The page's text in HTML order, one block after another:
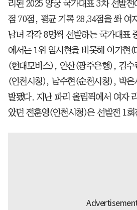
리된 2025 양궁 국가대표 3차 선발
점 70점, 평균 기록 28.34점을 쏴 여
남녀 각각 8명씩 선발하는 국가대표
에서는 1위 임시현을 비롯해 이가현
(현대모비스), 안산(광주은행), 김수
(인천시청), 남수현(순천시청), 박은
발됐다. 지난 파리 올림픽에서 여자
았던 전훈영(인천시청)은 선발전 1회